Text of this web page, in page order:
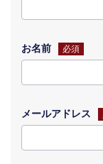
お名前 必須
メールアドレス